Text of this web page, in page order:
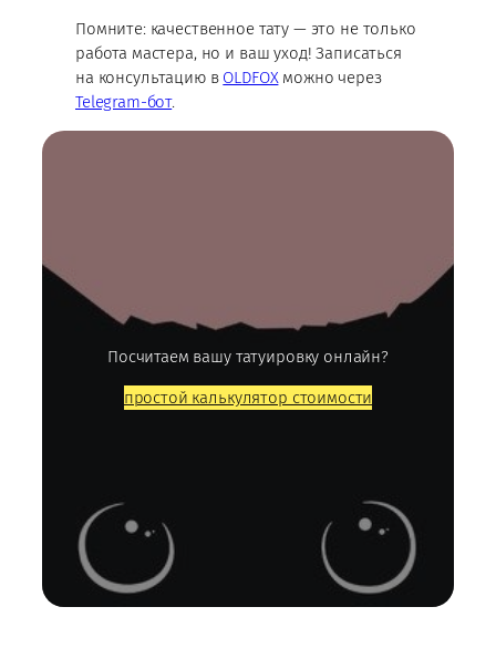
Помните: качественное тату — это не только
работа мастера, но и ваш уход! Записаться
на консультацию в OLDFOXможно через
Telegram-бот.
Посчитаем вашу татуировку онлайн?
простой калькулятор стоимости